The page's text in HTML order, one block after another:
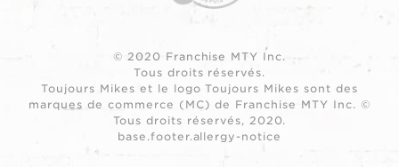
© 2020 Franchise MTY Inc.
Tous droits réservés.
Toujours Mikes et le logo Toujours Mikes sont des
marques de commerce (MC) de Franchise MTY Inc. ©
Tous droits réservés, 2020.
base.footer.allergy-notice